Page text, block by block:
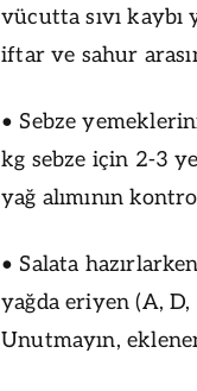
vücutta sıvı
iftar ve sahur
• Sebze
kg sebze için 2-3
yağ alımının
• Salata
yağda eriyen (A,
Unutmayın,